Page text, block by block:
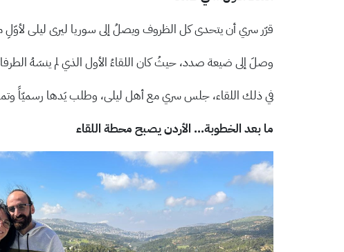
قرّر سري أن يتحدى كل الظروف ويصلُ إلى سوريا ليرى ليلى
وصلَ إلى ضيعة صدد، حيثُ كان اللقاءُ الأول الذي لم ينسَهُ
في ذلك اللقاء، جلس سري مع أهل ليلى، وطلب يَدها رسميّاً
ما بعد الخطوبة… الأردن يصبح محطة اللقاء